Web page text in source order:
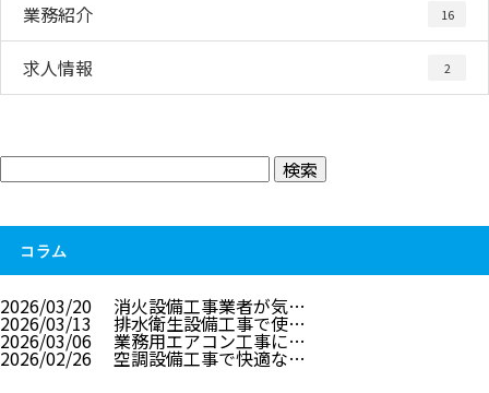
業務紹介 16
求人情報 2
コラム
2026/03/20 消火設備工事業者が気…
2026/03/13 排水衛生設備工事で使…
2026/03/06 業務用エアコン工事に…
2026/02/26 空調設備工事で快適な…